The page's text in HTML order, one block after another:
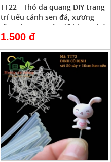
TT22 - Thỏ dạ quang DIY trang
trí tiểu cảnh sen đá, xương
rồng, bonsai, cây để bàn - nhớ
xem phần mô tả
1.500 đ